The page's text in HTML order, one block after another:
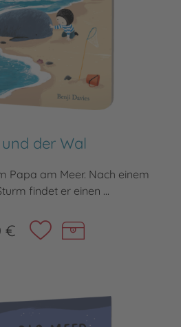
der Wal
Papa am Meer. Nach einem
findet er einen ...
€